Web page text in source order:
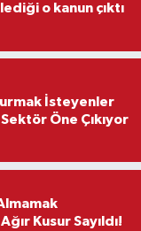
o kanun çıktı
İsteyenler
Öne Çıkıyor
Kusur Sayıldı!